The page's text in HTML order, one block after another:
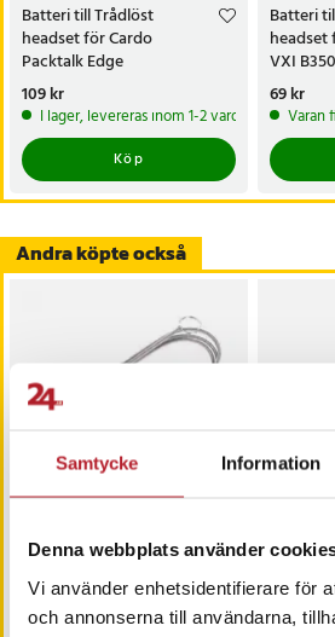
Samtycke Information
Denna webbplats använder
Vi använder enhetsidentifierare för
och annonserna till användarna,
Batteri till Trådlöst
headset för Cardo
Packtalk Edge
Pris:109 kr
109 kr
I lager, levereras inom 1-2 vardagar
Köp
Batteri
VXI
Pris:
69 kr
Varan
Andra köpte också
kylskåpsdränering med
stålvajer och nylonborst
Pris: 39 kr
39 kr
till
Hero 7
99 kr
99 kr